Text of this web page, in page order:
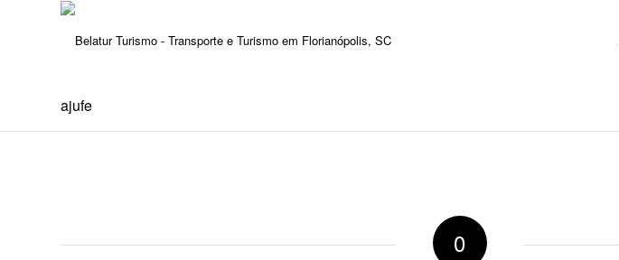
ajufe
0